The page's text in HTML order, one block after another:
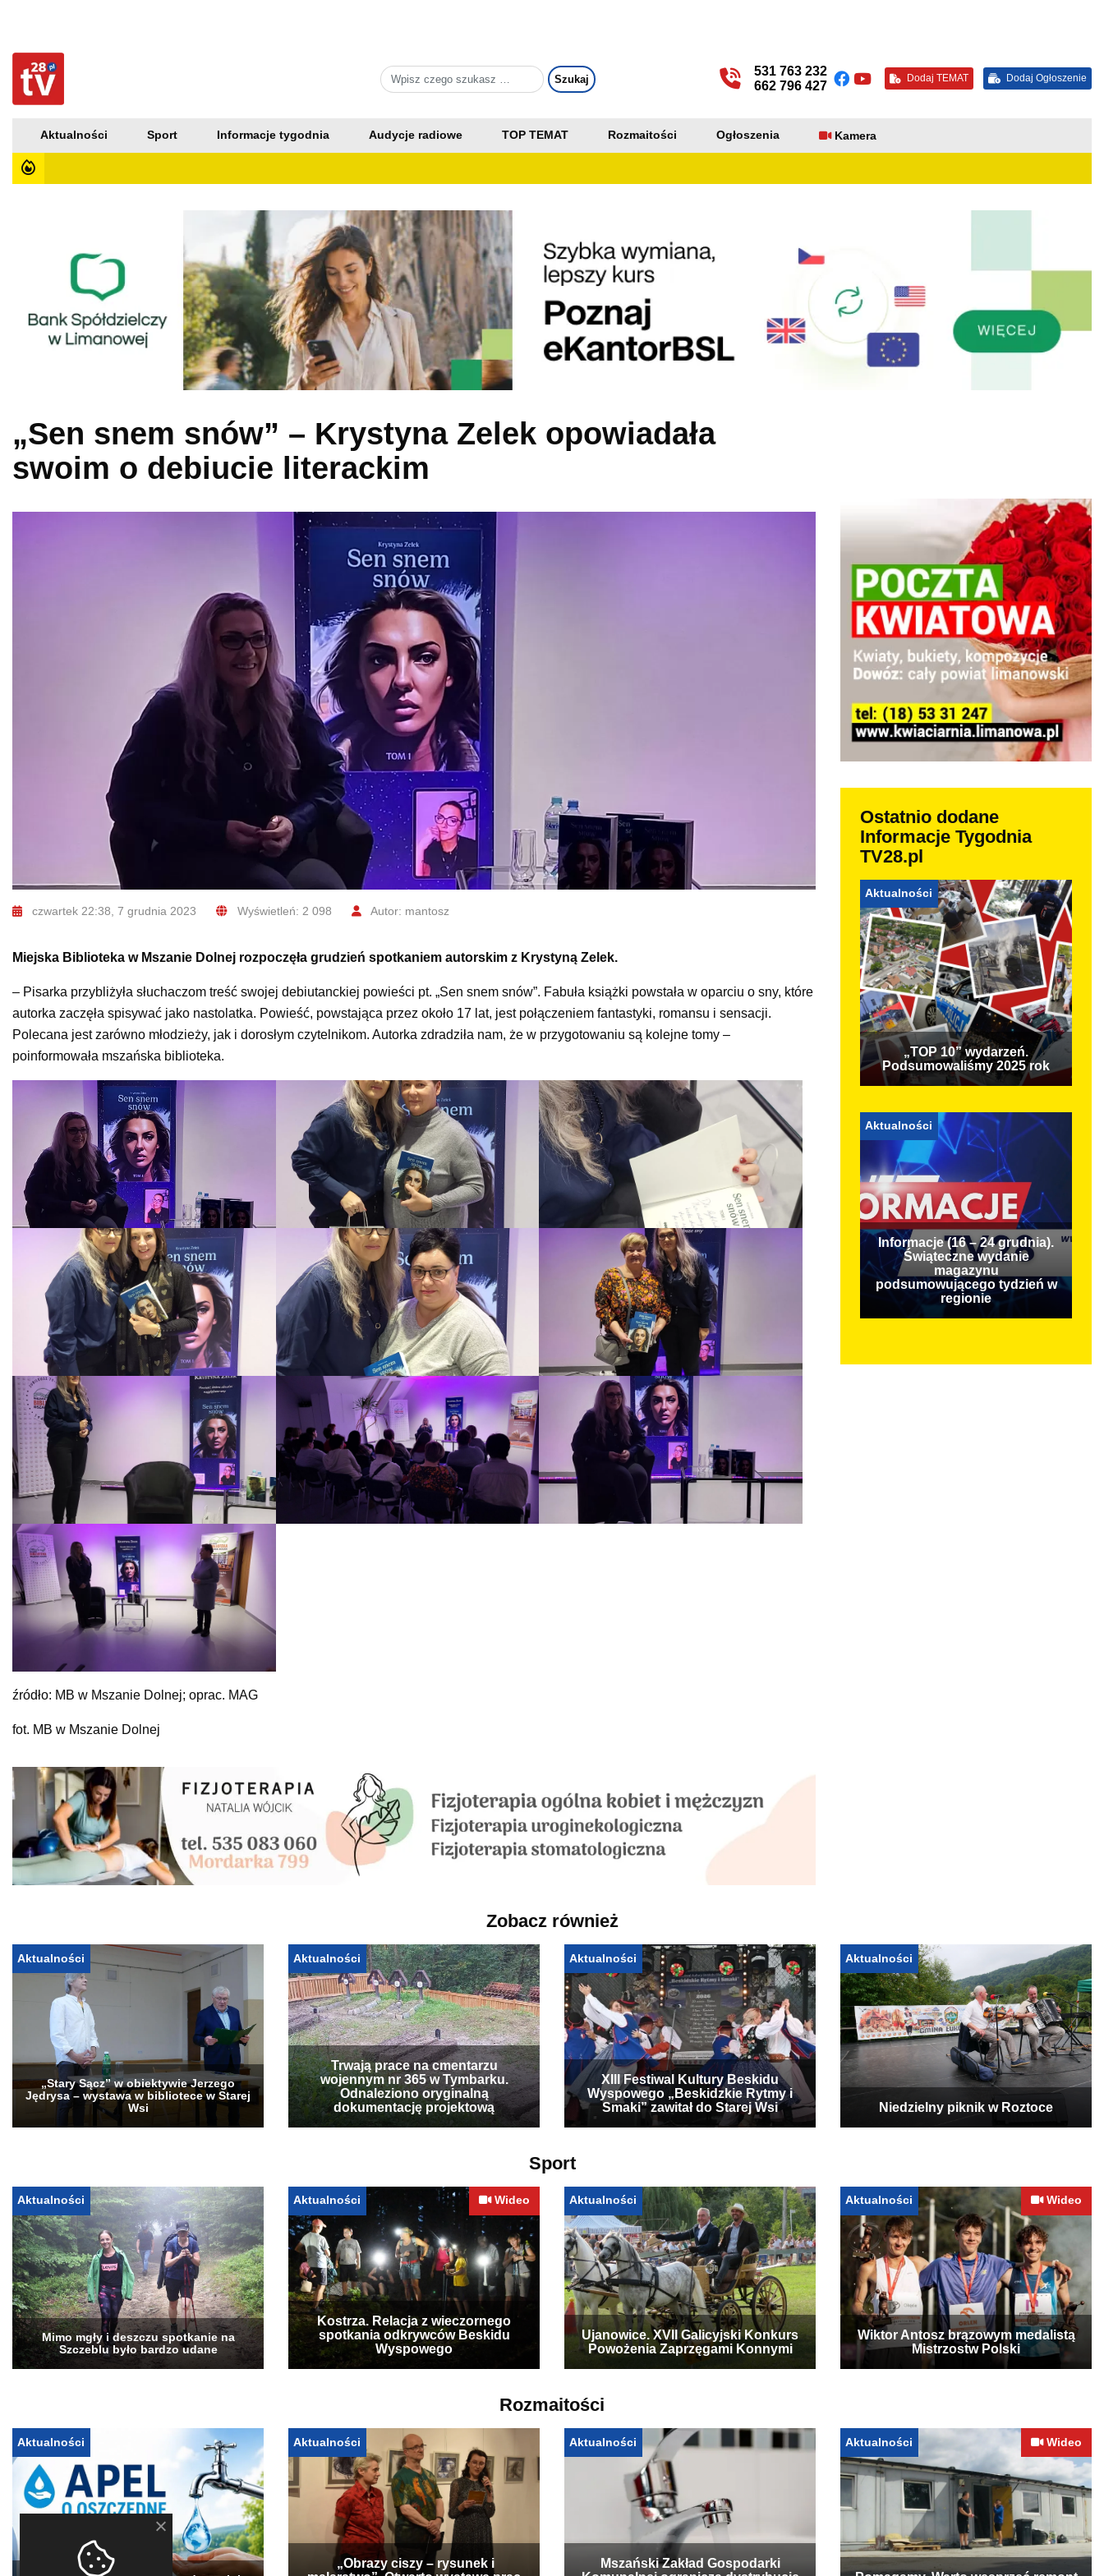
531 763 232
662 796 427
Dodaj TEMAT Dodaj Ogłoszenie
Aktualności Sport Informacje tygodnia Audycje radiowe TOP TEMAT Rozmaitości Ogłoszenia Kamera
„Sen snem snów” – Krystyna Zelek opowiadała
swoim o debiucie literackim
czwartek 22:38, 7 grudnia 2023 Wyświetleń: 2 098 Autor: mantosz
Miejska Biblioteka w Mszanie Dolnej rozpoczęła grudzień spotkaniem autorskim z Krystyną Zelek.
– Pisarka przybliżyła słuchaczom treść swojej debiutanckiej powieści pt. „Sen snem snów”. Fabuła książki powstała w oparciu o sny, które
autorka zaczęła spisywać jako nastolatka. Powieść, powstająca przez około 17 lat, jest połączeniem fantastyki, romansu i sensacji.
Polecana jest zarówno młodzieży, jak i dorosłym czytelnikom. Autorka zdradziła nam, że w przygotowaniu są kolejne tomy –
poinformowała mszańska biblioteka.
źródło: MB w Mszanie Dolnej; oprac. MAG
fot. MB w Mszanie Dolnej
Ostatnio dodane
Informacje Tygodnia
TV28.pl
Aktualności
„TOP 10” wydarzeń.
Podsumowaliśmy 2025 rok
Aktualności
Informacje (16 – 24 grudnia).
Świąteczne wydanie
magazynu
podsumowującego tydzień w
regionie
Zobacz również
Aktualności
„Stary Sącz” w obiektywie Jerzego
Jędrysa – wystawa w bibliotece w Starej
Wsi
Aktualności
Trwają prace na cmentarzu
wojennym nr 365 w Tymbarku.
Odnaleziono oryginalną
dokumentację projektową
Aktualności
XIII Festiwal Kultury Beskidu
Wyspowego „Beskidzkie Rytmy i
Smaki” zawitał do Starej Wsi
Aktualności
Niedzielny piknik w Roztoce
Sport
Aktualności
Mimo mgły i deszczu spotkanie na
Szczeblu było bardzo udane
Aktualności Wideo
Kostrza. Relacja z wieczornego
spotkania odkrywców Beskidu
Wyspowego
Aktualności
Ujanowice. XVII Galicyjski Konkurs
Powożenia Zaprzęgami Konnymi
Aktualności Wideo
Wiktor Antosz brązowym medalistą
Mistrzostw Polski
Rozmaitości
Aktualności Aktualności
„Obrazy ciszy – rysunek i
Aktualności
Mszański Zakład Gospodarki
Aktualności Wideo